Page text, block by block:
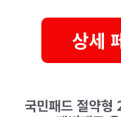
상세
국민패드 절약